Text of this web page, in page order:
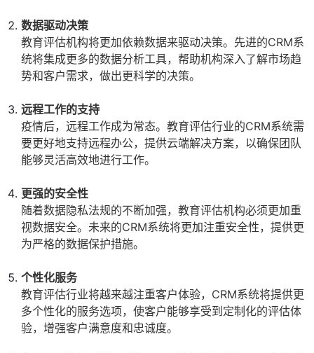
数据驱动决策
教育评估机构将更加依赖数据来驱动决策。先进的CRM系
统将集成更多的数据分析工具，帮助机构深入了解市场趋
势和客户需求，做出更科学的决策。
远程工作的支持
疫情后，远程工作成为常态。教育评估行业的CRM系统需
要更好地支持远程办公，提供云端解决方案，以确保团队
能够灵活高效地进行工作。
更强的安全性
随着数据隐私法规的不断加强，教育评估机构必须更加重
视数据安全。未来的CRM系统将更加注重安全性，提供更
为严格的数据保护措施。
个性化服务
教育评估行业将越来越注重客户体验，CRM系统将提供更
多个性化的服务选项，使客户能够享受到定制化的评估体
验，增强客户满意度和忠诚度。